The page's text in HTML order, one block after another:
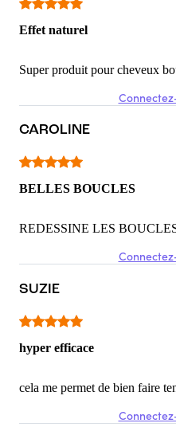
Effet naturel
Super produit pour cheveux
CAROLINE
BELLES BOUCLES
REDESSINE LES
SUZIE
hyper efficace
cela me permet de bien faire